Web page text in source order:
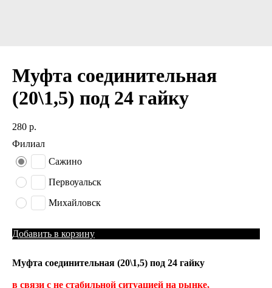
Муфта соединительная
(20\1,5) под 24 гайку
280 р.
Филиал
Сажино
Первоуальск
Михайловск
Добавить в корзину
Муфта соединительная (20\1,5) под 24 гайку
в связи с не стабильной ситуацией на рынке,